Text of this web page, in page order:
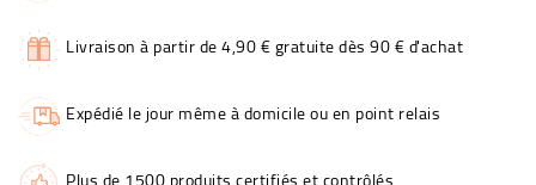
Livraison à partir de 4,90 € gratuite dès 90 € d'achat
Expédié le jour même à domicile ou en point relais